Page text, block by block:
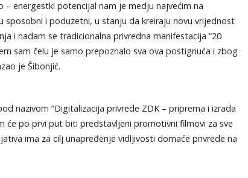
energestki potencijal nam je medju najvećim na
sposobni i poduzetni, u stanju da kreiraju novu vrijednost
i nadam se tradicionalna privredna manifestacija “20
sam čelu je samo prepoznalo sva ova postignuća i zbog
je Šibonjić.
nazivom “Digitalizacija privrede ZDK – priprema i izrada
će po prvi put biti predstavljeni promotivni filmovi za sve
ima za cilj unapređenje vidljivosti domaće privrede na